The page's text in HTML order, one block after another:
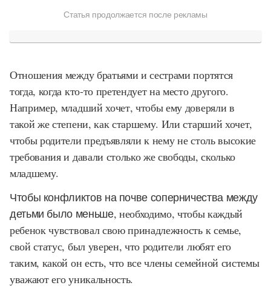
Статья продолжается после рекламы
Отношения между братьями и сестрами портятся
тогда, когда кто-то претендует на место другого.
Например, младший хочет, чтобы ему доверяли в
такой же степени, как старшему. Или старший хочет,
чтобы родители предъявляли к нему не столь высокие
требования и давали столько же свободы, сколько
младшему.
Чтобы конфликтов на почве соперничества между
детьми было меньше, необходимо, чтобы каждый
ребенок чувствовал свою принадлежность к семье,
свой статус, был уверен, что родители любят его
таким, какой он есть, что все члены семейной системы
уважают его уникальность.